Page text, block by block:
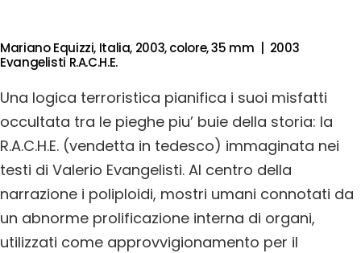
Mariano Equizzi, Italia, 2003, colore, 35 mm | 2003
Evangelisti R.A.C.H.E.
Una logica terroristica pianifica i suoi misfatti
occultata tra le pieghe piu’ buie della storia: la
R.A.C.H.E. (vendetta in tedesco) immaginata nei
testi di Valerio Evangelisti. Al centro della
narrazione i poliploidi, mostri umani connotati da
un abnorme prolificazione interna di organi,
utilizzati come approvvigionamento per il